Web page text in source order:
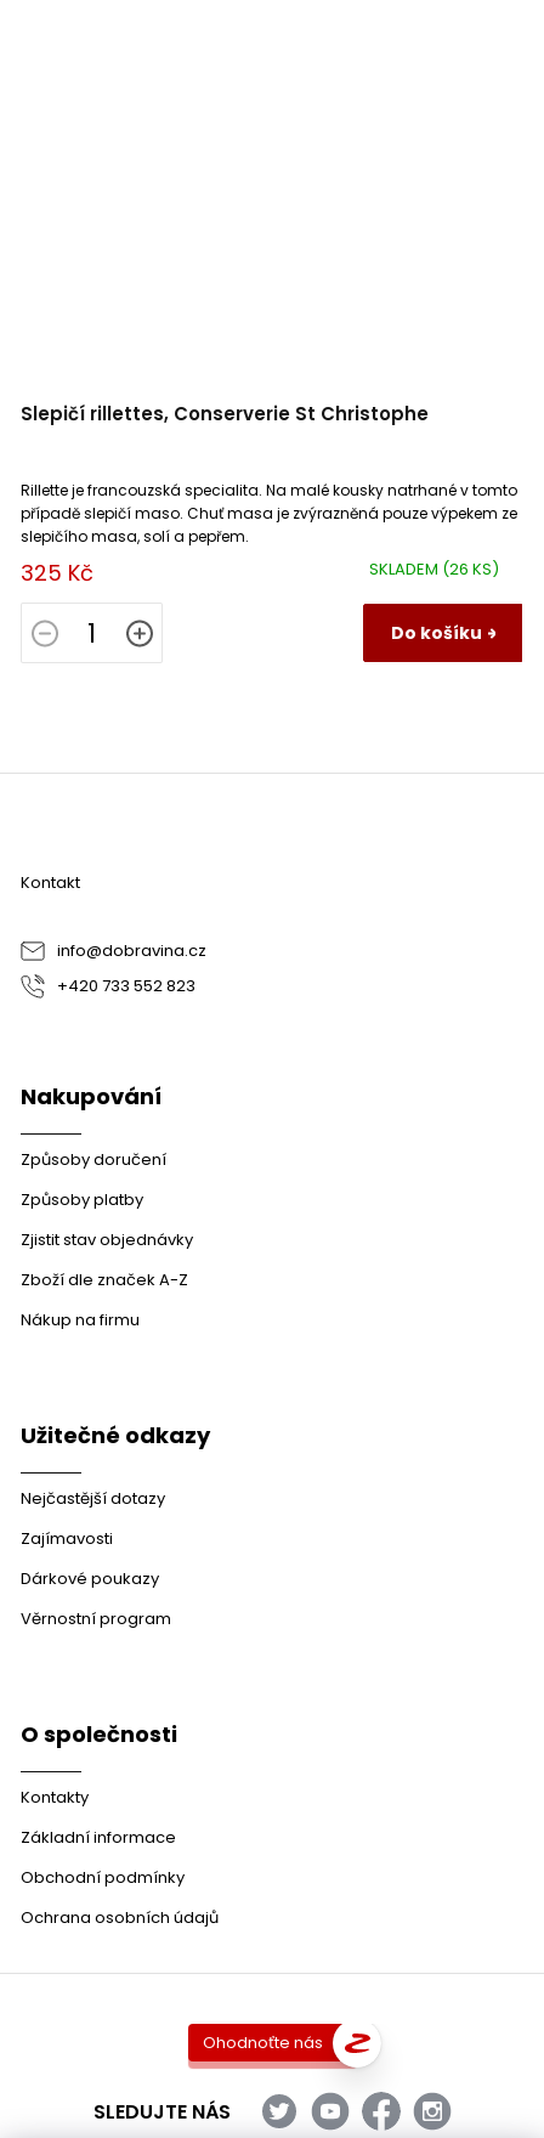
Slepičí rillettes, Conserverie St Christophe
SKLADEM (26 KS)
325 Kč
Do košíku
Rillette je francouzská specialita. Na malé kousky natrhané v tomto
případě slepičí maso. Chuť masa je zvýrazněná pouze výpekem ze
slepičího masa, solí a pepřem.
Z
Kontakt
info@dobravina.cz
+420 733 552 823
Nakupování
Způsoby doručení
Způsoby platby
Zjistit stav objednávky
Zboží dle značek A-Z
Nákup na firmu
Užitečné odkazy
Nejčastější dotazy
Zajímavosti
Dárkové poukazy
Věrnostní program
O společnosti
Kontakty
Základní informace
Obchodní podmínky
Ochrana osobních údajů
Ohodnoťte nás
SLEDUJTE NÁS